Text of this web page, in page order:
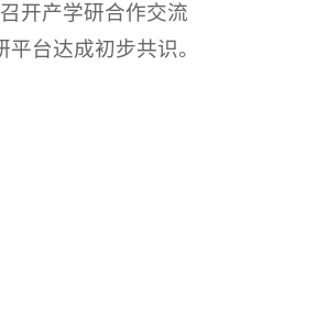
开产学研合作交流
台达成初步共识。